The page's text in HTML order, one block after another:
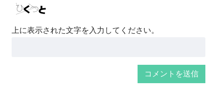
上に表示された文字を入力してください。